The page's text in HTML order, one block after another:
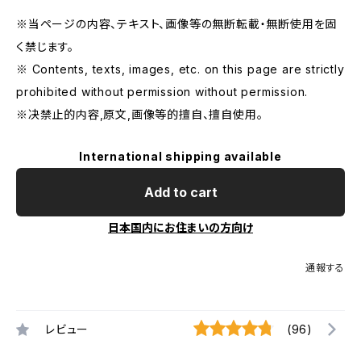
※当ページの内容、テキスト、画像等の無断転載・無断使用を固
く禁じます。
※ Contents, texts, images, etc. on this page are strictly
prohibited without permission without permission.
※决禁止的内容,原文,画像等的擅自、擅自使用。
International shipping available
Add to cart
日本国内にお住まいの方向け
通報する
レビュー (96)